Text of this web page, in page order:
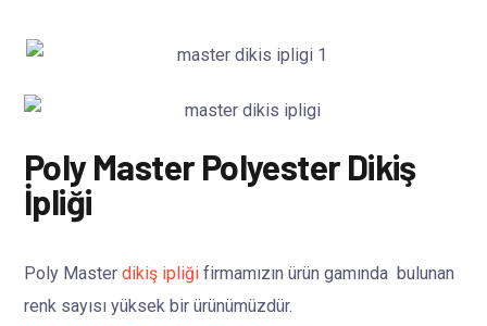
Poly Master Polyester Dikiş
İpliği
Poly Master dikiş ipliği firmamızın ürün gamında bulunan
renk sayısı yüksek bir ürünümüzdür.